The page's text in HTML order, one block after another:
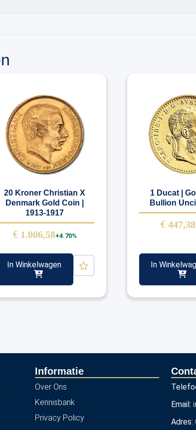
20 Kroner Christian X
Denmark Gold Coin |
1913-1917
€ 1.006,58+4.70%
In Winkelwagen
1 Ducat |
Bullion
€ 447,38
In
Informatie
Over Ons
Kennisbank
Privacy Policy
Email:
Adres: